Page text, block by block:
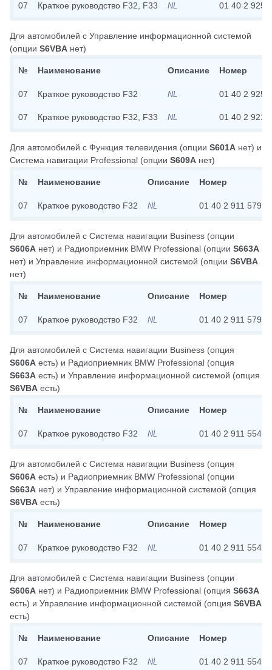
07 Краткое руководство F32, F33 NL 01 40 2 925
Для автомобилей с Управление информационной системой
(опции S6VBA нет)
№ Наименование Описание Номер
07 Краткое руководство F32 NL 01 40 2 925
07 Краткое руководство F32, F33 NL 01 40 2 921
Для автомобилей с Функция телевидения (опции S601A нет) и
Система навигации Professional (опции S609A нет)
№ Наименование Описание Номер
07 Краткое руководство F32 NL 01 40 2 911 579
Для автомобилей с Система навигации Business (опции
S606A нет) и Радиоприемник BMW Professional (опции S663A
нет) и Управление информационной системой (опции S6VBA
нет)
№ Наименование Описание Номер
07 Краткое руководство F32 NL 01 40 2 911 579
Для автомобилей с Система навигации Business (опция
S606A есть) и Радиоприемник BMW Professional (опция
S663A есть) и Управление информационной системой (опция
S6VBA есть)
№ Наименование Описание Номер
07 Краткое руководство F32 NL 01 40 2 911 554
Для автомобилей с Система навигации Business (опция
S606A есть) и Радиоприемник BMW Professional (опции
S663A нет) и Управление информационной системой (опция
S6VBA есть)
№ Наименование Описание Номер
07 Краткое руководство F32 NL 01 40 2 911 554
Для автомобилей с Система навигации Business (опции
S606A нет) и Радиоприемник BMW Professional (опция S663A
есть) и Управление информационной системой (опция S6VBA
есть)
№ Наименование Описание Номер
07 Краткое руководство F32 NL 01 40 2 911 554